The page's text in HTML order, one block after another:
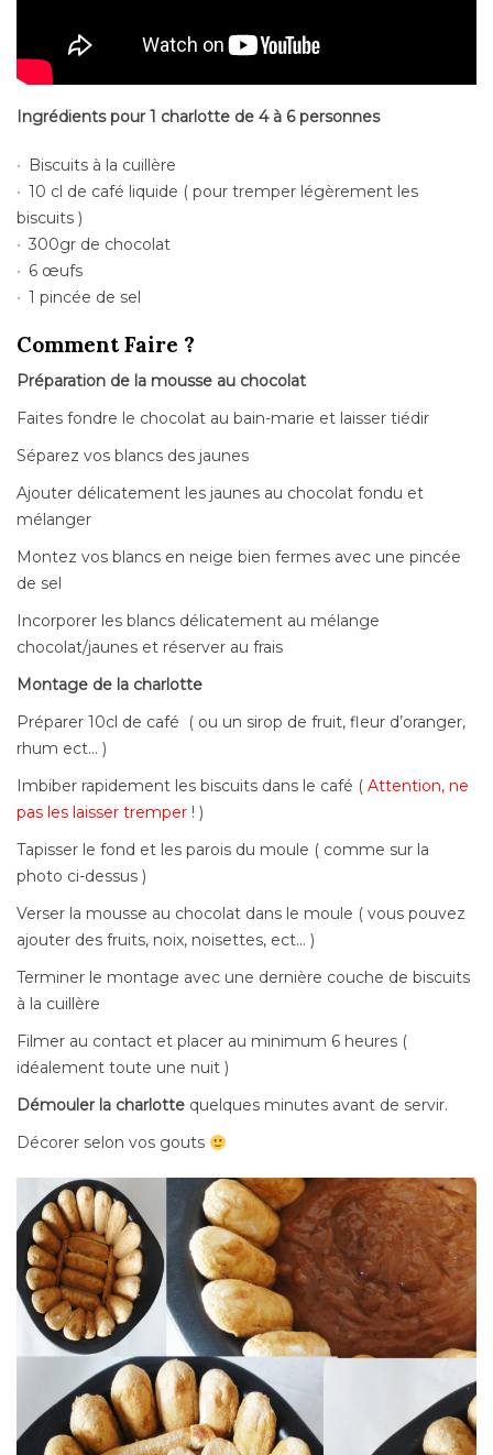
Ingrédients pour 1 charlotte de 4 à 6 personnes
Biscuits à la cuillère
10 cl de café liquide ( pour tremper légèrement les
biscuits )
300gr de chocolat
6 œufs
1 pincée de sel
Comment Faire ?
Préparation de la mousse au chocolat
Faites fondre le chocolat au bain-marie et laisser tiédir
Séparez vos blancs des jaunes
Ajouter délicatement les jaunes au chocolat fondu et
mélanger
Montez vos blancs en neige bien fermes avec une pincée
de sel
Incorporer les blancs délicatement au mélange
chocolat/jaunes et réserver au frais
Montage de la charlotte
Préparer 10cl de café ( ou un sirop de fruit, fleur d’oranger,
rhum ect… )
Imbiber rapidement les biscuits dans le café ( Attention, ne
pas les laisser tremper ! )
Tapisser le fond et les parois du moule ( comme sur la
photo ci-dessus )
Verser la mousse au chocolat dans le moule ( vous pouvez
ajouter des fruits, noix, noisettes, ect… )
Terminer le montage avec une dernière couche de biscuits
à la cuillère
Filmer au contact et placer au minimum 6 heures (
idéalement toute une nuit )
Démouler la charlotte quelques minutes avant de servir.
Décorer selon vos gouts